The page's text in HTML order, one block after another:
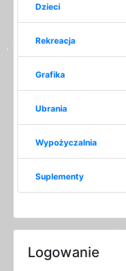
Dzieci
Rekreacja
Grafika
Ubrania
Wypożyczalnia
Suplementy
Logowanie